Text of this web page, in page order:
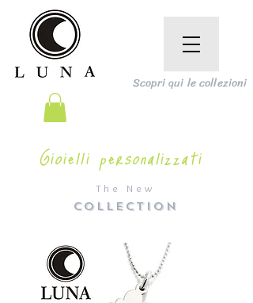
The New
COLLECTION
Scopri qui le collezioni
Gioielli personalizzati